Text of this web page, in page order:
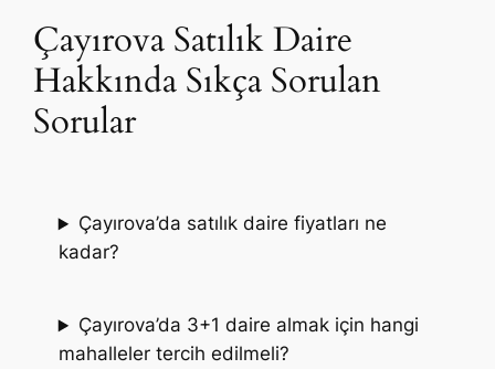
Çayırova Satılık Daire
Hakkında Sıkça Sorulan
Sorular
Çayırova’da satılık daire fiyatları ne
kadar?
Çayırova’da 3+1 daire almak için hangi
mahalleler tercih edilmeli?